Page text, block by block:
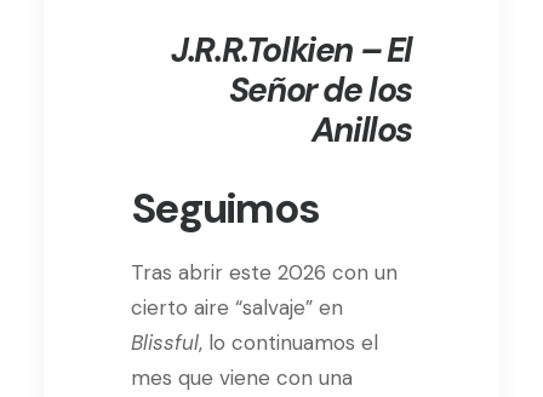
J.R.R.Tolkien – El
Señor de los
Anillos
Seguimos
Tras abrir este 2026 con un
cierto aire “salvaje” en
Blissful, lo continuamos el
mes que viene con una